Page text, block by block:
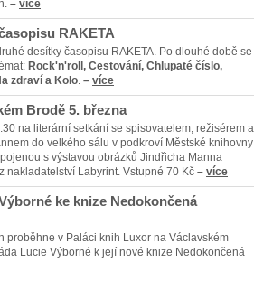
– více
RAKETA
desítky časopisu RAKETA. Po dlouhé době se
Rock'n'roll, Cestování, Chlupaté číslo,
zdraví a Kolo – více
Brodě 5. března
na literární setkání se spisovatelem, režisérem a
do velkého sálu v podkroví Městské knihovny
s výstavou obrázků Jindřicha Manna
nakladatelství Labyrint. Vstupné 70 Kč – více
ke knize Nedokončená
proběhne v Paláci knih Luxor na Václavském
Lucie Výborné k její nové knize Nedokončená